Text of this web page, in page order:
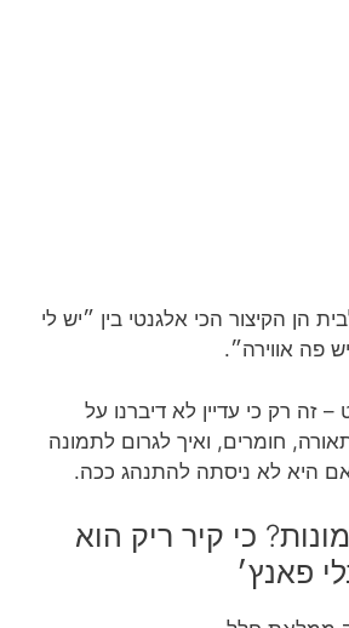
הן הקיצור הכי אלגנטי בין ״יש לי
פה אווירה״.
זה רק כי עדיין לא דיברנו על
חומרים, ואיך לגרום לתמונה
היא לא ניסתה להתנהג ככה.
כי קיר ריק הוא
פאנץ׳